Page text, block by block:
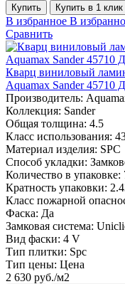
Купить Купить в 1 клик
В избранное В
Сравнить
Кварц виниловый
Aquamax Sander 45710
Производитель:
Коллекция: Sander
Общая толщина: 4.5
Класс использования:
Материал изделия: SPC
Способ укладки:
Количество в упаковке:
Кратность упаковки:
Класс пожарной
Фаска: Да
Замковая система:
Вид фаски: 4 V
Тип плитки: Spc
Тип цены: Цена
2 630 руб./м2